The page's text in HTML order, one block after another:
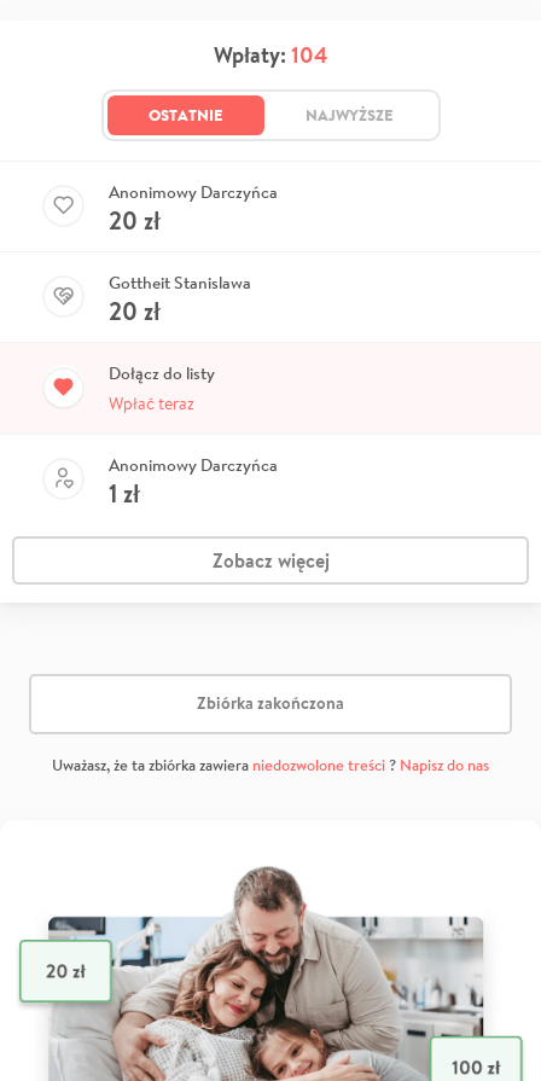
Wpłaty: 104
OSTATNIE NAJWYŻSZE
Anonimowy Darczyńca
20 zł
Gottheit Stanislawa
20 zł
Dołącz do listy
Wpłać teraz
Anonimowy Darczyńca
1 zł
Zobacz więcej
Zbiórka zakończona
Uważasz, że ta zbiórka zawiera niedozwolone treści? Napisz do nas